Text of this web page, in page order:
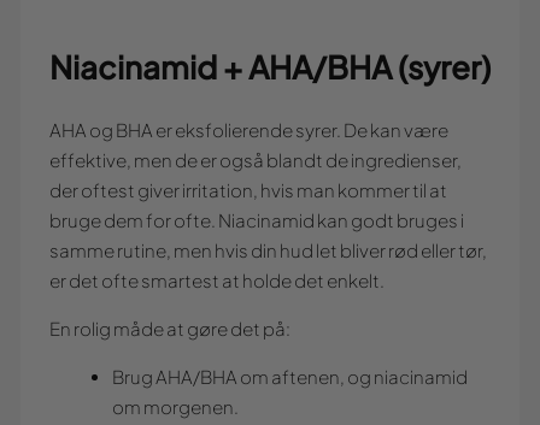
Niacinamid + AHA/BHA (syrer)
AHA og BHA er eksfolierende syrer. De kan være
effektive, men de er også blandt de ingredienser,
der oftest giver irritation, hvis man kommer til at
bruge dem for ofte. Niacinamid kan godt bruges i
samme rutine, men hvis din hud let bliver rød eller tør,
er det ofte smartest at holde det enkelt.
En rolig måde at gøre det på:
Brug AHA/BHA om aftenen, og niacinamid
om morgenen.